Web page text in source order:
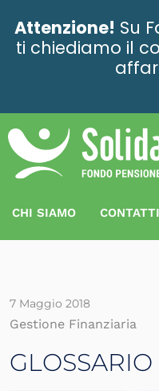
Attenzione! Su
ti chiediamo il
CHI SIAMO
7 Maggio 2018
Gestione Finanziaria